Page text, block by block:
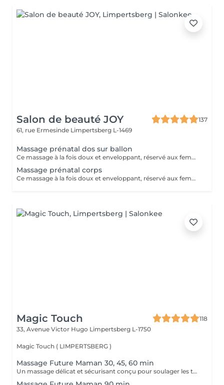
Salon de beauté JOY
137
61, rue Ermesinde Limpertsberg L-1469
Massage prénatal dos sur ballon
Ce massage à la fois doux et enveloppant, réservé aux femmes enceintes dès le 3ème mois de grossesse . Il permettra de vous détendre des tensions occasionnées par votre grossesse . Ne laissez pas la fatigue et les courbatures vous empêcher de profiter de ce beau moment .
Massage prénatal corps
Ce massage à la fois doux et enveloppant, réservé aux femmes enceintes dès le 3ème de grossesse . Il permettra de vous détendre des tensions occasionnées par votre grossesse . Ne laissez pas la fatigue et les courbatures vous empêcher de profiter de ce beau moment .
Magic Touch
118
33, Avenue Victor Hugo Limpertsberg L-1750
Magic Touch ( LIMPERTSBERG )
Massage Future Maman 30, 45, 60 min
Un massage délicat et sécurisant conçu pour soulager les tensions et apporter un moment de bien-être durant la grossesse.